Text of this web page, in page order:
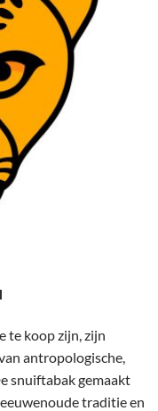
te koop zijn, zijn
antropologische,
snuiftabak gemaakt
traditie en